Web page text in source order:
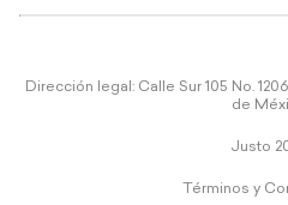
Dirección legal: Calle Sur 105 No.
de
Justo
Términos y